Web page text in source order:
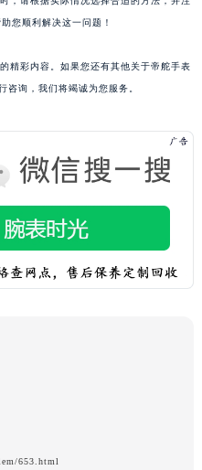
您顺利解决这一问题！
精彩内容。如果您还有其他关于帝舵手表
咨询，我们将竭诚为您服务。
653.html